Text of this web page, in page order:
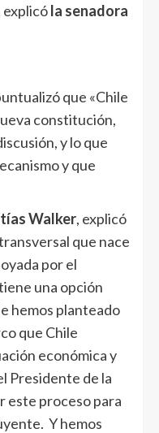
explicóla senadora
que «Chile
constitución,
y lo que
y que
Walker, explicó
que nace
por el
una opción
hemos planteado
que Chile
económica y
Presidente de la
este proceso para
Y hemos